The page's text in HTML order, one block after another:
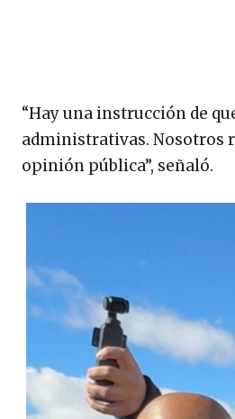
“Hay una instrucción de
administrativas. Nosotros
opinión pública”, señaló.